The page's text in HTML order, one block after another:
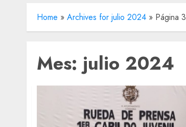
Home » Archives for julio 2024 » Página 3
Mes: julio 2024